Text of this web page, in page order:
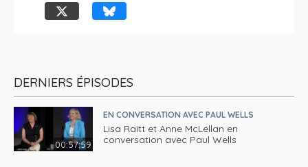
DERNIERS ÉPISODES
00:57:59
EN CONVERSATION AVEC PAUL WELLS
Lisa Raitt et Anne McLellan en
conversation avec Paul Wells